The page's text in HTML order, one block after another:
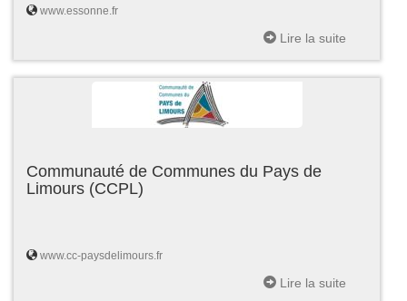
www.essonne.fr
Lire la suite
Communauté de Communes du Pays de
Limours (CCPL)
www.cc-paysdelimours.fr
Lire la suite